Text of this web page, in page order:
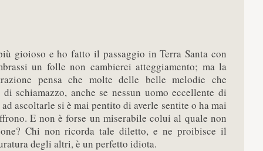
gioioso e ho fatto il passaggio in Terra Santa con
un folle non cambierei atteggiamento; ma la
pensa che molte delle belle melodie che
schiamazzo, anche se nessun uomo eccellente di
ascoltarle si è mai pentito di averle sentite o ha mai
E non è forse un miserabile colui al quale non
Chi non ricorda tale diletto, e ne proibisce il
degli altri, è un perfetto idiota.